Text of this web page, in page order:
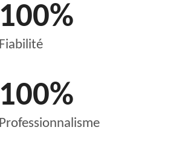
100%
Fiabilité
100%
Professionnalisme